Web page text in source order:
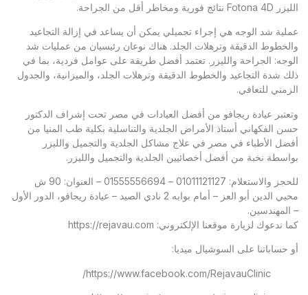
الليزر Fotona 4D نتائج فورية ومخاطر أقل من الجراحة.
عملية شد الوجه هي إجراء تجميلي يمكن أن يساعد في إزالة التجاعيد
والخطوط الدقيقة وترهلات الجلد. هناك نوعان رئيسيان من عمليات شد
الوجه: الجراحة والليزر. تعتمد أفضل طريقة على عوامل فردية، بما في
ذلك شدة التجاعيد والخطوط الدقيقة وترهلات الجلد، والميزانية، والجدول
الزمني للتعافي.
وتعتبر عيادة ريجافو من أفضل العيادات في مصر تحت إشراف الدكتور
حسن الفكهاني أستاذ الأمراض الجلدية والتناسلية بكلية طب المنيا من
أفضل الأطباء في مصر في علاج مشاكل الجلدية والتجميل والليزر
بواسطة نخبة من أفضل أخصائيين الجلدية والتجميل والليزر.
للحجز والاستعلام: 01011121127 – 01555556694 – العنوان: 90 ش
محيي الدين أبو العز – أمام بوابه 2 نادي الصيد – عيادة ريجافو، الدور الأول
– المهندسين.
كما ندعوك لزيارة موقعنا الإلكتروني: https://rejavau.com
أو حساباتنا على السوشيال ميديا:
https://www.facebook.com/RejavauClinic/